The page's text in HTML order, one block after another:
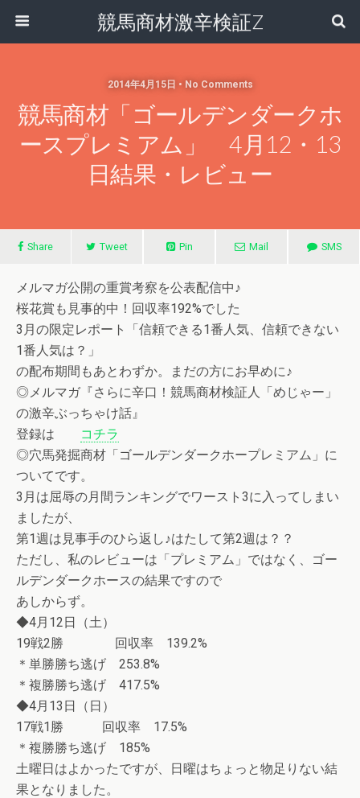
競馬商材激辛検証Z
2014年4月15日 • No Comments
競馬商材「ゴールデンダークホ
ースプレミアム」 4月12・13
日結果・レビュー
Share Tweet Pin Mail SMS
メルマガ公開の重賞考察を公表配信中♪
桜花賞も見事的中！回収率192%でした
3月の限定レポート「信頼できる1番人気、信頼できない
1番人気は？」
の配布期間もあとわずか。まだの方にお早めに♪
◎メルマガ『さらに辛口！競馬商材検証人「めじゃー」
の激辛ぶっちゃけ話』
登録は
コチラ
◎穴馬発掘商材「ゴールデンダークホープレミアム」に
ついてです。
3月は屈辱の月間ランキングでワースト3に入ってしまい
ましたが、
第1週は見事手のひら返し♪はたして第2週は？？
ただし、私のレビューは「プレミアム」ではなく、ゴー
ルデンダークホースの結果ですので
あしからず。
◆4月12日（土）
19戦2勝 回収率 139.2%
＊単勝勝ち逃げ 253.8%
＊複勝勝ち逃げ 417.5%
◆4月13日（日）
17戦1勝 回収率 17.5%
＊複勝勝ち逃げ 185%
土曜日はよかったですが、日曜はちょっと物足りない結
果となりました。